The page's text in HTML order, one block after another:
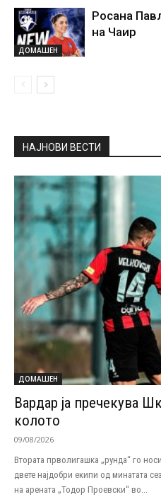
ДОМАШЕН
Росана
на Чаир
НАЈНОВИ ВЕСТИ
ДОМАШЕН
Вардар ја пречекува
колото
09/08/2026
Втората прволигашка „рунда“ го
двете најдобри екипи од минатата
на арената „Тодор Проевски“ во...